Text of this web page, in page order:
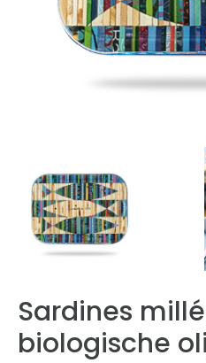
Sardines
biologische